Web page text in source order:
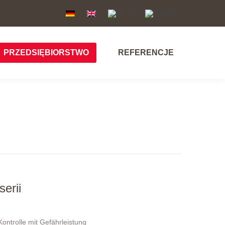
PRZEDSIĘBIORSTWO REFERENCJE
PRZEDSIĘBIORSTWO REFERENCJE